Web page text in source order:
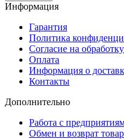
Информация
Гарантия
Политика
Согласие на
Оплата
Информация о
Контакты
Дополнительно
Работа с
Обмен и возврат